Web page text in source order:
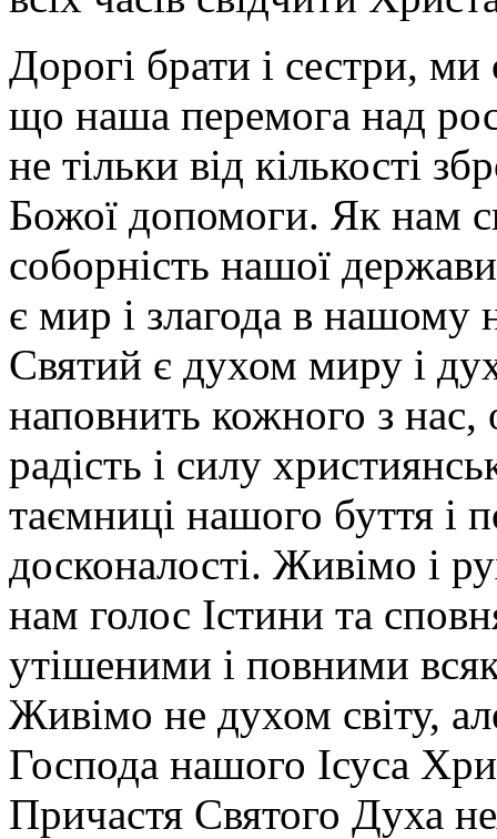
Дорогі брати і сестри, ми
що наша перемога над
не тільки від кількості
Божої допомоги. Як нам
соборність нашої
є мир і злагода в
Святий є духом миру і
наповнить кожного з
радість і силу
таємниці нашого буття і
досконалості. Живімо і
нам голос Істини та
утішеними і повними
Живімо не духом світу,
Господа нашого Ісуса
Причастя Святого Духа